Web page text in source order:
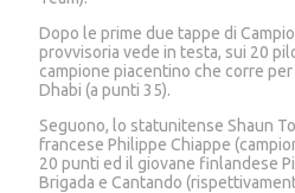
Dopo le prime due tappe di
provvisoria vede in testa, sui 20
campione piacentino che corre
Dhabi (a punti 35).
Seguono, lo statunitense Shaun
francese Philippe Chiappe
20 punti ed il giovane finlandese
Brigada e Cantando